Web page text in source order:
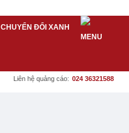
CHUYỂN ĐỔI XANH
Liên hệ quảng cáo: 024 36321588